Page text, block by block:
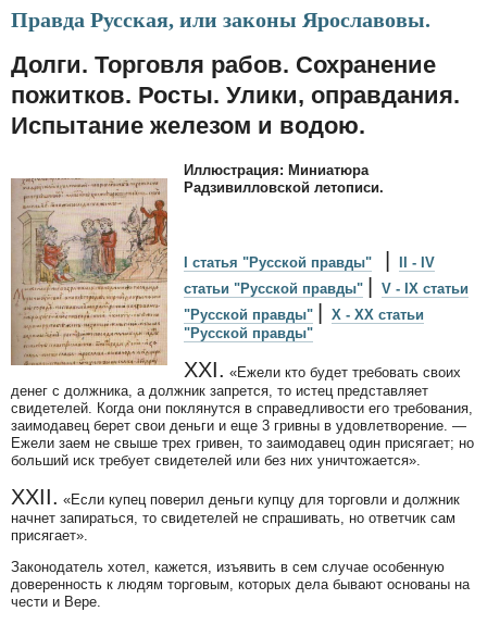
Правда Русская, или законы Ярославовы.
Долги. Торговля рабов. Сохранение
пожитков. Росты. Улики, оправдания.
Испытание железом и водою.
Иллюстрация: Миниатюра
Радзивилловской летописи.
I статья "Русской правды"
II - IV
статьи "Русской правды"
V - IX статьи
"Русской правды"
X - XX статьи
"Русской правды"
XXI. «Ежели кто будет требовать своих
денег с должника, а должник запрется, то истец представляет
свидетелей. Когда они поклянутся в справедливости его требования,
заимодавец берет свои деньги и еще 3 гривны в удовлетворение. —
Ежели заем не свыше трех гривен, то заимодавец один присягает; но
больший иск требует свидетелей или без них уничтожается».
XXII. «Если купец поверил деньги купцу для торговли и должник
начнет запираться, то свидетелей не спрашивать, но ответчик сам
присягает».
Законодатель хотел, кажется, изъявить в сем случае особенную
доверенность к людям торговым, которых дела бывают основаны на
чести и Вере.